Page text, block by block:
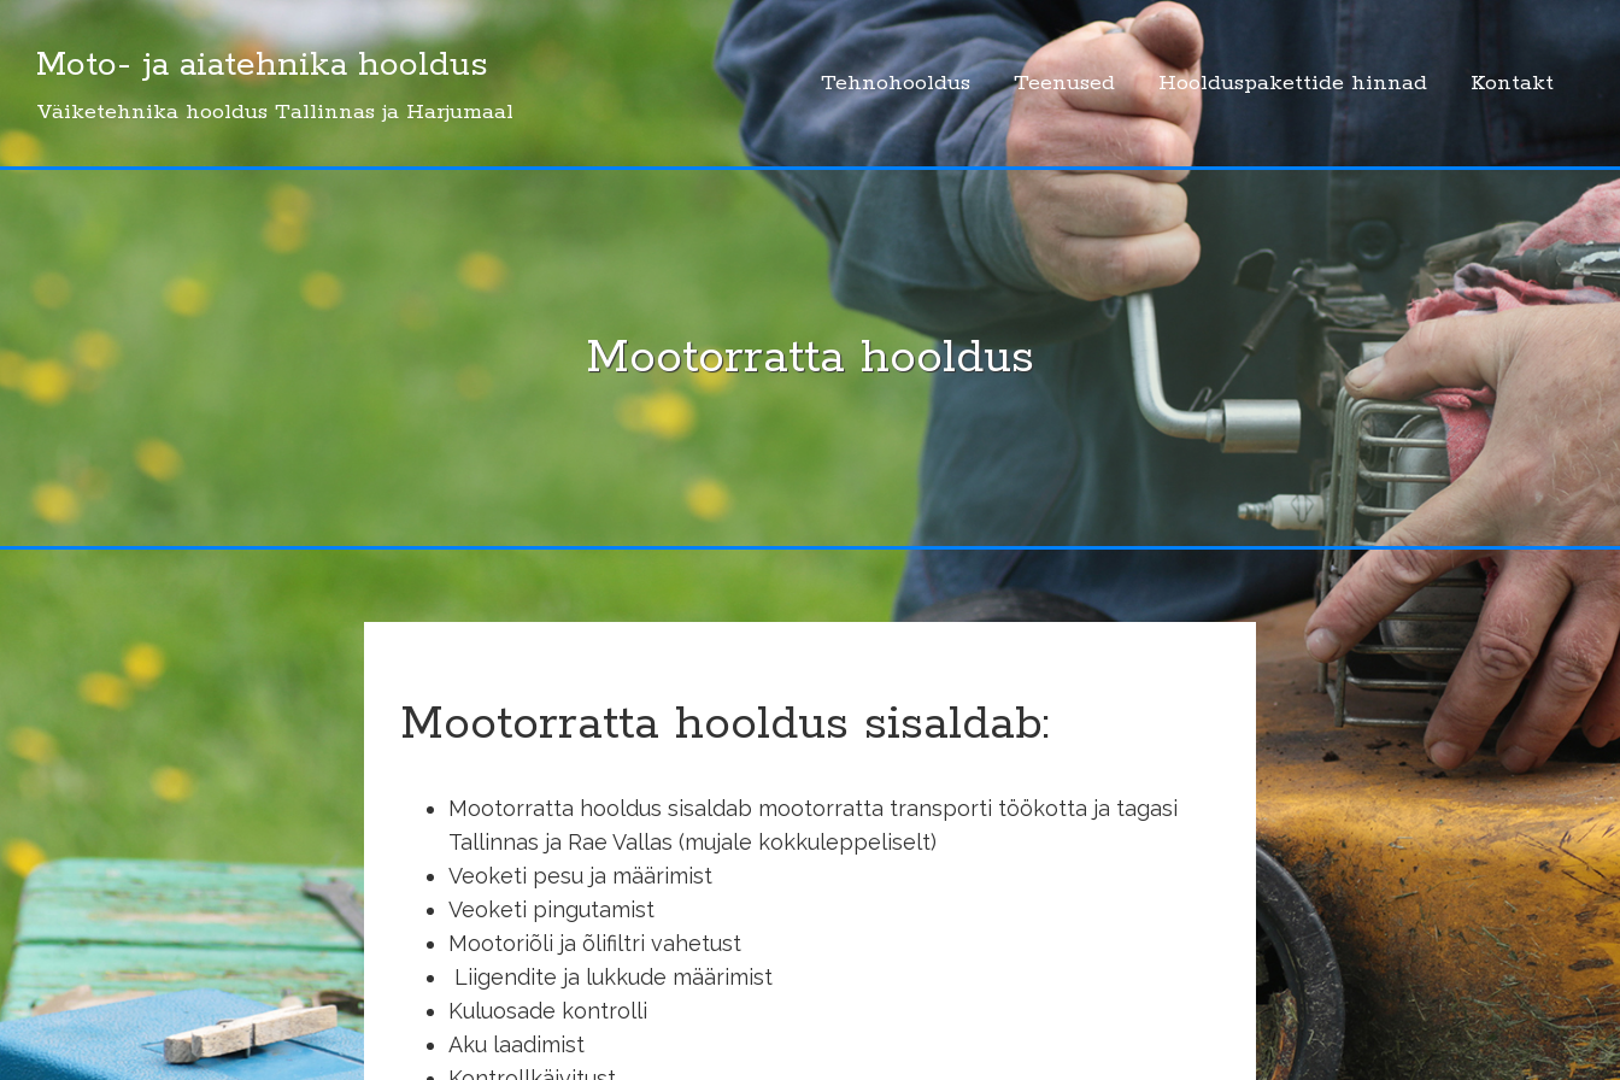
Skip
contentMoto- ja aiatehnika hooldus
Väiketehnika hooldus Tallinnas ja Harjumaal
Tehnohooldus Teenused Hoolduspakettide hinnad Kontakt
Mootorratta hooldus
Mootorratta hooldus sisaldab:
Mootorratta hooldus sisaldab mootorratta transporti töökotta ja tagasi
Tallinnas ja Rae Vallas (mujale kokkuleppeliselt)
Veoketi pesu ja määrimist
Veoketi pingutamist
Mootoriõli ja õlifiltri vahetust
Liigendite ja lukkude määrimist
Kuluosade kontrolli
Aku laadimist